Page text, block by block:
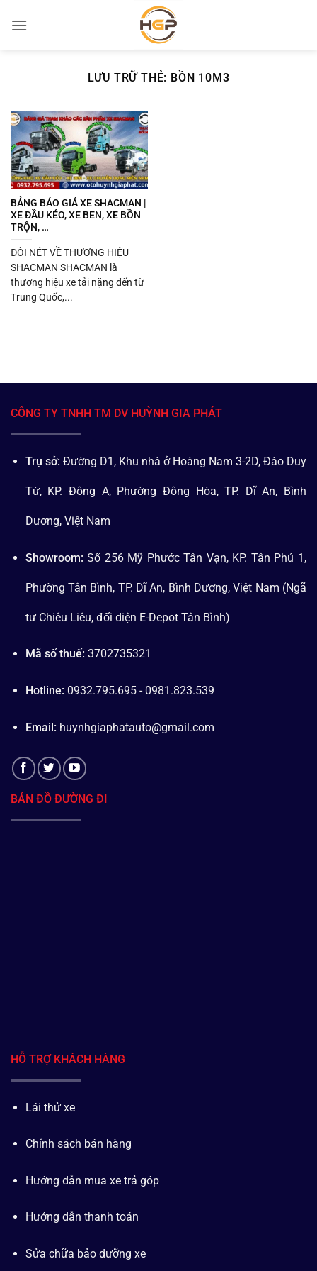
qua
LƯU TRỮ THẺ: BỒN 10M3
BẢNG BÁO GIÁ XE SHACMAN |
XE ĐẦU KÉO, XE BEN, XE BỒN
TRỘN, …
ĐÔI NÉT VỀ THƯƠNG HIỆU
SHACMAN SHACMAN là
thương hiệu xe tải nặng đến từ
Trung Quốc,...
CÔNG TY TNHH TM DV HUỲNH GIA PHÁT
Trụ sở: Đường D1, Khu nhà ở Hoàng Nam 3-2D, Đào Duy
Từ, KP. Đông A, Phường Đông Hòa, TP. Dĩ An, Bình
Dương, Việt Nam
Showroom: Số 256 Mỹ Phước Tân Vạn, KP. Tân Phú 1,
Phường Tân Bình, TP. Dĩ An, Bình Dương, Việt Nam (Ngã
tư Chiêu Liêu, đối diện E-Depot Tân Bình)
Mã số thuế: 3702735321
Hotline: 0932.795.695 - 0981.823.539
Email: huynhgiaphatauto@gmail.com
BẢN ĐỒ ĐƯỜNG ĐI
HỖ TRỢ KHÁCH HÀNG
Lái thử xe
Chính sách bán hàng
Hướng dẫn mua xe trả góp
Hướng dẫn thanh toán
Sửa chữa bảo dưỡng xe